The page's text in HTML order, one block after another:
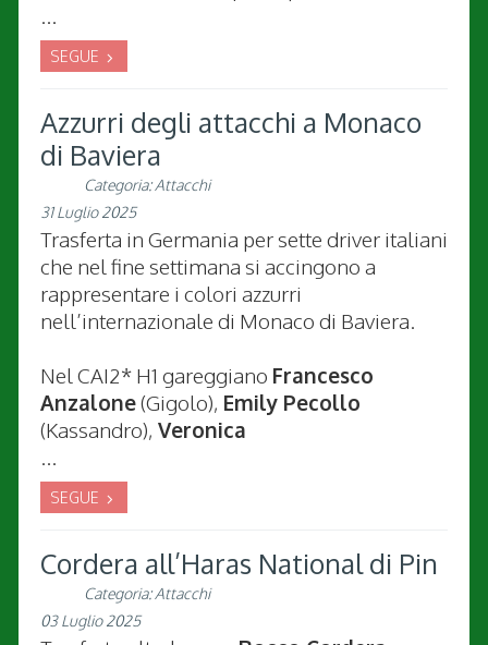
...
SEGUE
Azzurri degli attacchi a Monaco
di Baviera
Categoria:Attacchi
31 Luglio 2025
Trasferta in Germania per sette driver italiani
che nel fine settimana si accingono a
rappresentare i colori azzurri
nell’internazionale di Monaco di Baviera.
Nel CAI2* H1 gareggiano Francesco
Anzalone(Gigolo), Emily Pecollo
(Kassandro), Veronica
...
SEGUE
Cordera all’Haras National di Pin
Categoria:Attacchi
03 Luglio 2025